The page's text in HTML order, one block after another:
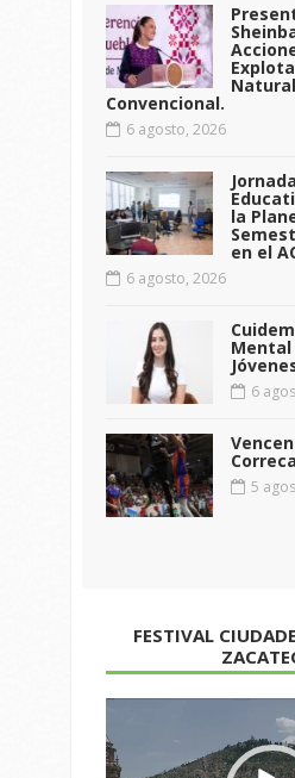
Convencional.
6 agosto, 2026
la
en el
6 agosto, 2026
Mental
6
5
FESTIVAL
de
vídeo